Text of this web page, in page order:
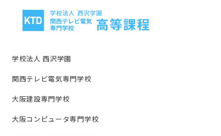
学校法人 西沢学園
関西テレビ電気専門学校
大阪建設専門学校
大阪コンピュータ専門学校